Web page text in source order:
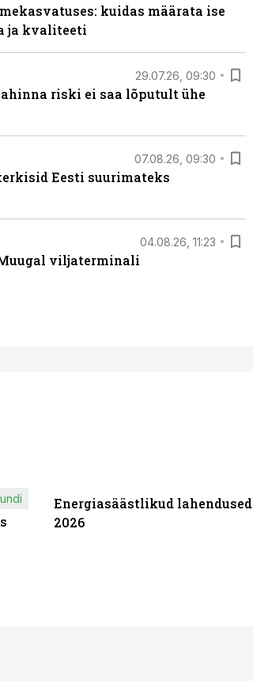
kuidas määrata ise
ja kvaliteeti
29.07.26, 09:30
riski ei saa lõputult ühe
07.08.26, 09:30
Eesti suurimateks
04.08.26, 11:23
viljaterminali
Energiasäästlikud lahendused
2026